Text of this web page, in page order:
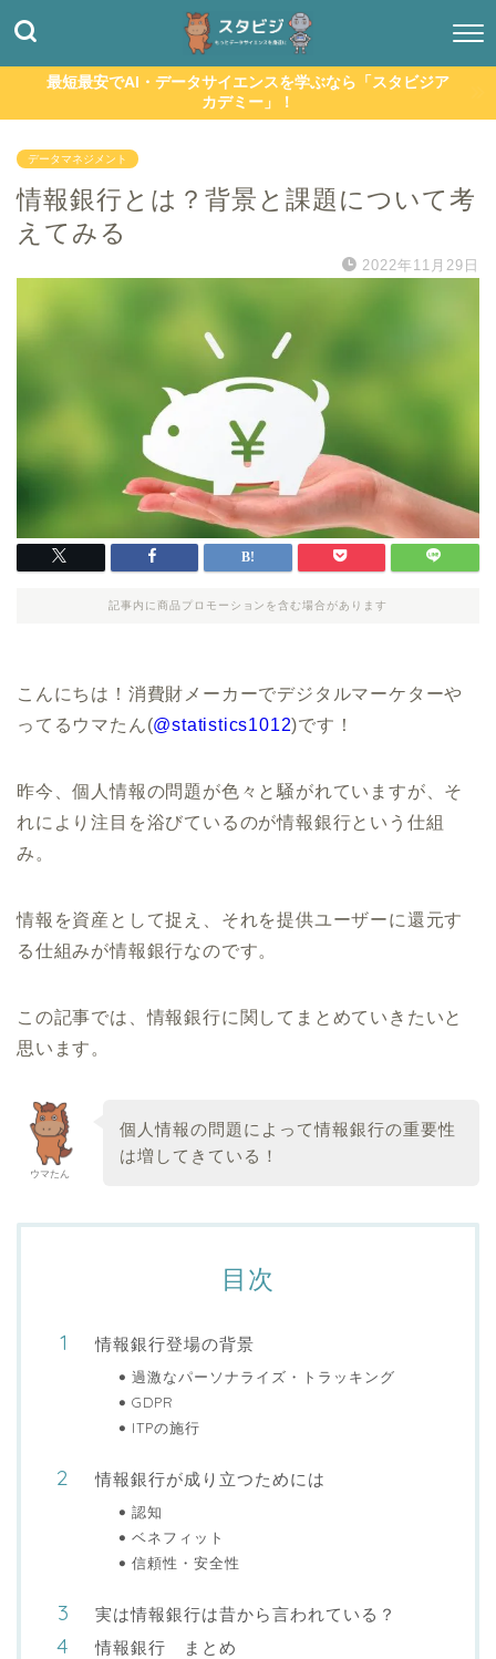
最短最安でAI・データサイエンスを学ぶなら「スタビジア
カデミー」！
データマネジメント
情報銀行とは？背景と課題について考
えてみる
2022年11月29日
記事内に商品プロモーションを含む場合があります
こんにちは！消費財メーカーでデジタルマーケターや
ってるウマたん(@statistics1012)です！
昨今、個人情報の問題が色々と騒がれていますが、そ
れにより注目を浴びているのが情報銀行という仕組
み。
情報を資産として捉え、それを提供ユーザーに還元す
る仕組みが情報銀行なのです。
この記事では、情報銀行に関してまとめていきたいと
思います。
ウマたん
個人情報の問題によって情報銀行の重要性
は増してきている！
目次
情報銀行登場の背景
過激なパーソナライズ・トラッキング
GDPR
ITPの施行
情報銀行が成り立つためには
認知
ベネフィット
信頼性・安全性
実は情報銀行は昔から言われている？
情報銀行 まとめ